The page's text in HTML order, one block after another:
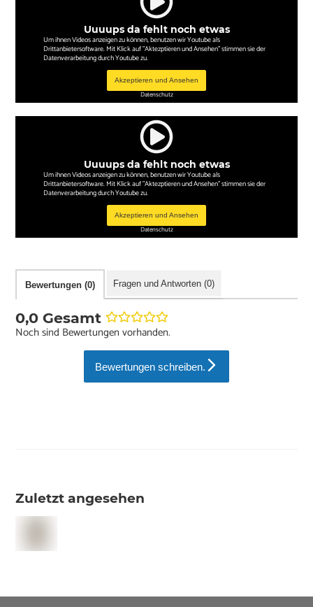
Uuuups da fehlt noch etwas
Um ihnen Videos anzeigen zu können, benutzen wir Youtube als
Drittanbietersoftware. Mit Klick auf "Aktezptieren und Ansehen" stimmen sie der
Datenverarbeitung durch Youtube zu.
Akzeptieren und Ansehen
Datenschutz
Uuuups da fehlt noch etwas
Um ihnen Videos anzeigen zu können, benutzen wir Youtube als
Drittanbietersoftware. Mit Klick auf "Aktezptieren und Ansehen" stimmen sie der
Datenverarbeitung durch Youtube zu.
Akzeptieren und Ansehen
Datenschutz
Bewertungen (0) Fragen und Antworten (0)
0,0 Gesamt
Noch sind Bewertungen vorhanden.
Bewertungen schreiben.
Zuletzt angesehen